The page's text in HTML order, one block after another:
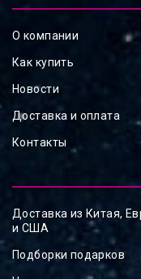
О компании
Как купить
Новости
Доставка и оплата
Контакты
Доставка из Китая,
и США
Подборки подарков